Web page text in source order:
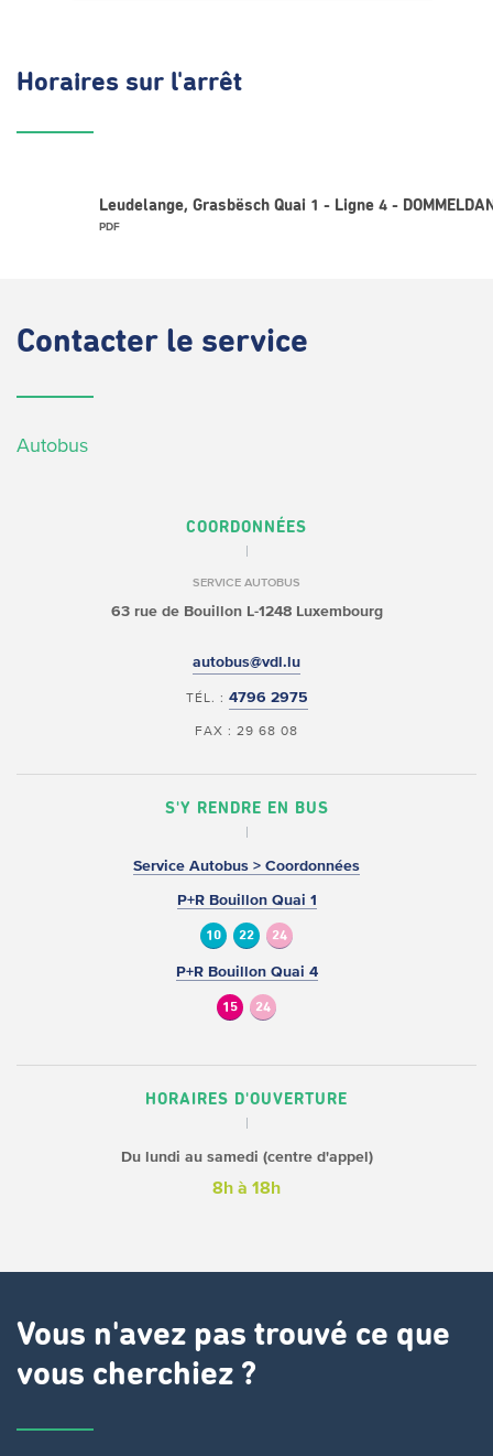
Horaires sur l'arrêt
Leudelange, Grasbësch Quai 1 - Ligne 4 -
PDF
Contacter le service
Autobus
COORDONNÉES
SERVICE AUTOBUS
63 rue de BouillonL-1248 Luxembourg
autobus@vdl.lu
TÉL. : 4796 2975
FAX : 29 68 08
S'Y RENDRE EN BUS
Service Autobus > Coordonnées
P+R Bouillon Quai 1
10 22 24
P+R Bouillon Quai 4
15 24
HORAIRES D'OUVERTURE
Du lundi au samedi (centre d'appel)
8h à 18h
Vous n'avez pas trouvé ce que
vous cherchiez ?